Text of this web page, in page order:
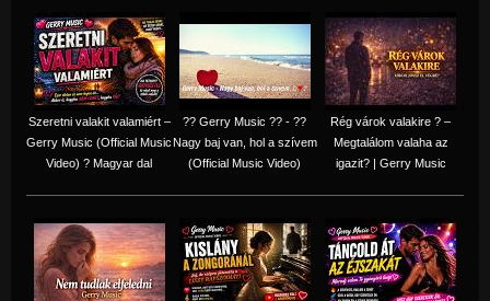
Szeretni valakit valamiért –
Gerry Music (Official Music
Video) ? Magyar dal
?? Gerry Music ?? - ??
Nagy baj van, hol a szívem
(Official Music Video)
Rég várok valakire ? –
Megtalálom valaha az
igazit? | Gerry Music